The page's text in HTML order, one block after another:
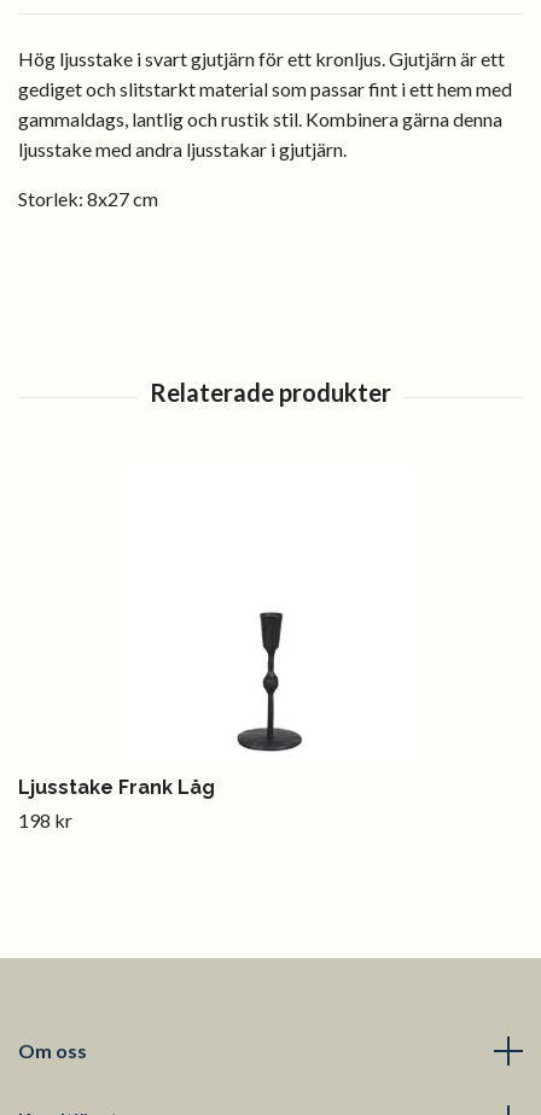
Hög ljusstake i svart gjutjärn för ett kronljus. Gjutjärn är ett
gediget och slitstarkt material som passar fint i ett hem med
gammaldags, lantlig och rustik stil. Kombinera gärna denna
ljusstake med andra ljusstakar i gjutjärn.
Storlek: 8x27 cm
Ljusstake Frank Låg
198 kr
Om oss